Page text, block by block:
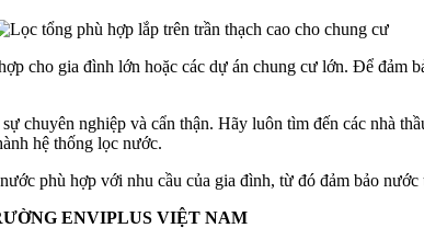
cho gia đình lớn hoặc các dự án chung cư lớn. Để đảm
chuyên nghiệp và cẩn thận. Hãy luôn tìm đến các nhà
hệ thống lọc nước.
phù hợp với nhu cầu của gia đình, từ đó đảm bảo nước
ENVIPLUS VIỆT NAM